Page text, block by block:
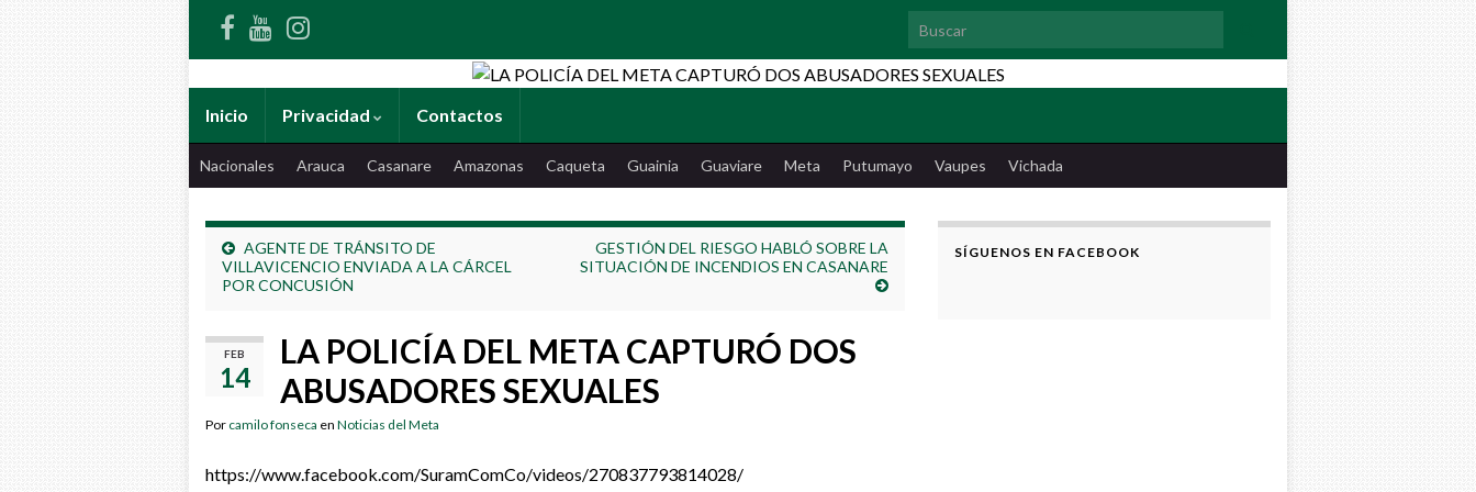
Search for:
Inicio Privacidad Contactos
Nacionales Arauca Casanare Amazonas Caqueta Guainia Guaviare Meta Putumayo Vaupes Vichada
AGENTE DE TRÁNSITO DE
VILLAVICENCIO ENVIADA A LA CÁRCEL
POR CONCUSIÓN
GESTIÓN DEL RIESGO HABLÓ SOBRE LA
SITUACIÓN DE INCENDIOS EN CASANARE
FEB
14
LA POLICÍA DEL META CAPTURÓ DOS
ABUSADORES SEXUALES
Por camilo fonseca en Noticias del Meta
https://www.facebook.com/SuramComCo/videos/270837793814028/
SÍGUENOS EN FACEBOOK